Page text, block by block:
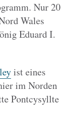
Nur 20
Wales
Eduard I.
ist eines
im Norden
Pontcysyllte